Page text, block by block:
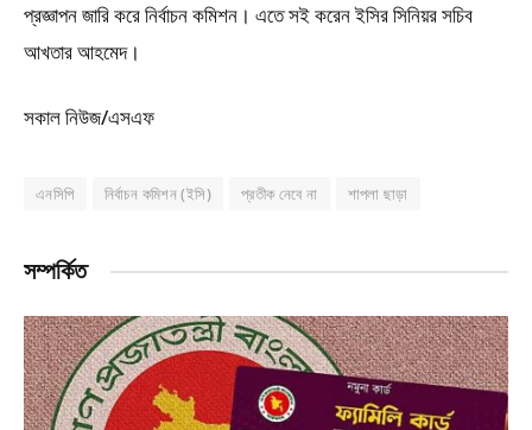
প্রজ্ঞাপন জারি করে নির্বাচন কমিশন। এতে সই করেন ইসির সিনিয়র সচিব
আখতার আহমেদ।
সকাল নিউজ/এসএফ
এনসিপি নির্বাচন কমিশন (ইসি) প্রতীক নেবে না শাপলা ছাড়া
সম্পর্কিত